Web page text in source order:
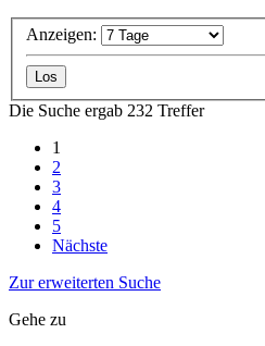
Anzeigen:
Die Suche ergab 232 Treffer
1
2
3
4
5
Nächste
Zur erweiterten Suche
Gehe zu